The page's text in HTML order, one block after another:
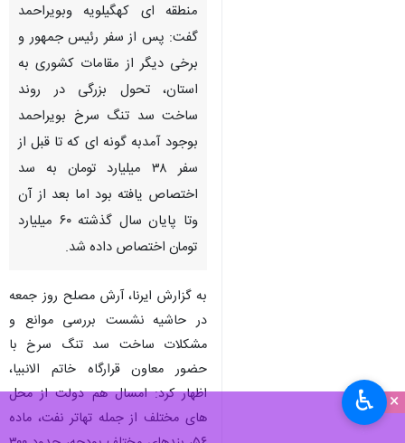
×
منطقه ای کهگیلویه وبویراحمد
گفت: پس از سفر رئیس جمهور و
برخی دیگر از مقامات کشوری به
استان، تحول بزرگی در روند
ساخت سد تنگ سرخ بویراحمد
بوجود آمدبه گونه ای که تا قبل از
سفر ۳۸ میلیارد تومان به سد
اختصاص یافته بود اما بعد از آن
وتا پایان سال گذشته ۶۰ میلیارد
تومان اختصاص داده شد.
به گزارش ایرنا، آرش مصلح روز جمعه
در حاشیه نشست بررسی موانع و
مشکلات ساخت سد تنگ سرخ با
حضور معاون قرارگاه خاتم الانبیا،
اظهار کرد: امسال هم دولت از محل
های مختلف از جمله تهاتر نفت، ماده
♿︎